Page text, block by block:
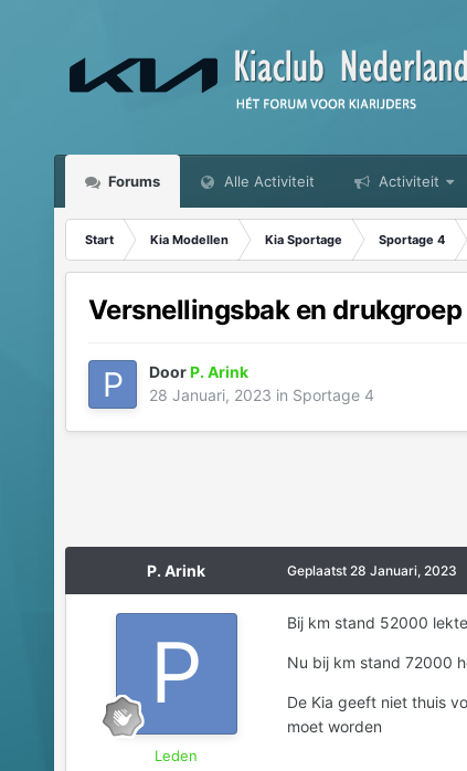
Forums Alle Activiteit Activiteit
Start Kia Modellen Kia Sportage Sportage 4
Versnellingsbak en drukgroep
DoorP. Arink
28 Januari, 2023 in Sportage 4
P. Arink
Leden
Geplaatst 28 Januari, 2023
Bij km stand 52000
Nu bij km stand 72000
De Kia geeft niet thuis
moet worden